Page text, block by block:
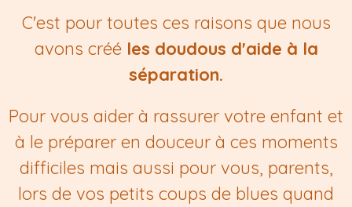
C'est pour toutes ces raisons que nous
avons créé les doudous d'aide à la
séparation.
Pour vous aider à rassurer votre enfant et
à le préparer en douceur à ces moments
difficiles mais aussi pour vous, parents,
lors de vos petits coups de blues quand